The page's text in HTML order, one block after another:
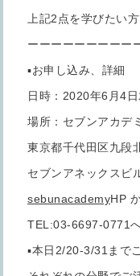
上記2点を学びたい
ーーーーーーーーー
▪️お申し込み、詳細
日時：2020年6月4
場所：セブンアカデ
東京都千代田区九段
セブンアネックスビ
sebunacademyHP
TEL:03-6697-0771
▪️本日2/20-3/31まで